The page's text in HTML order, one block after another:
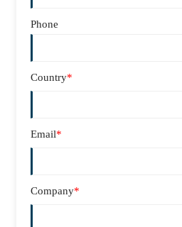
Phone
Country*
Email*
Company*